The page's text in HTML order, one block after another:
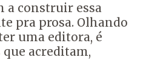
a construir essa
pra prosa. Olhando
uma editora, é
acreditam,